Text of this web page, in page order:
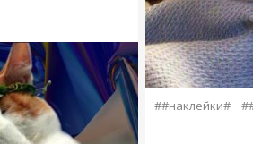
##наклейки#